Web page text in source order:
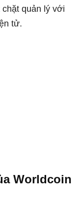
quản lý với
tử.
Worldcoin